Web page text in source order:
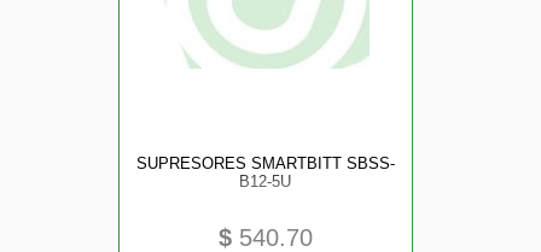
SUPRESORES SMARTBITT SBSS-
B12-5U
$ 540.70